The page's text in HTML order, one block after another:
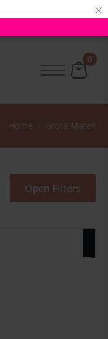
×
0
Home Grote Maten
Open Filters